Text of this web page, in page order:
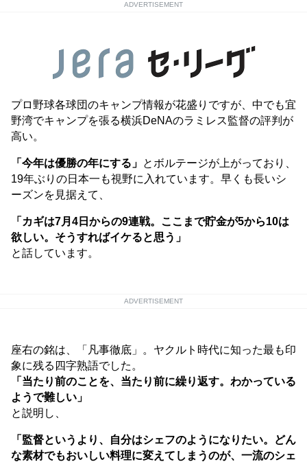
ADVERTISEMENT
プロ野球各球団のキャンプ情報が花盛りですが、中でも宜
野湾でキャンプを張る横浜DeNAのラミレス監督の評判が
高い。
「今年は優勝の年にする」 とボルテージが上がっており、
19年ぶりの日本一も視野に入れています。早くも長いシ
ーズンを見据えて、
「カギは7月4日からの9連戦。ここまで貯金が5から10は
欲しい。そうすればイケると思う」
と話しています。
ADVERTISEMENT
座右の銘は、「凡事徹底」。ヤクルト時代に知った最も印
象に残る四字熟語でした。
「当たり前のことを、当たり前に繰り返す。わかっている
ようで難しい」
と説明し、
「監督というより、自分はシェフのようになりたい。どん
な素材でもおいしい料理に変えてしまうのが、一流のシェ